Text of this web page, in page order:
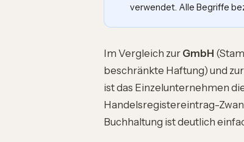
verwendet. Alle Begriffe
Im Vergleich zur GmbH
beschränkte Haftung) und zur
ist das Einzelunternehmen
Handelsregistereintrag-
Buchhaltung ist deutlich